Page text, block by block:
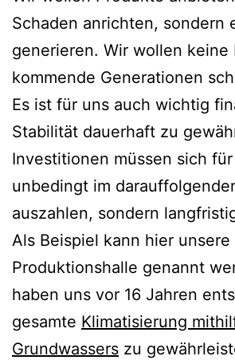
Schaden anrichten, sondern
generieren. Wir wollen keine
kommende Generationen
Es ist für uns auch wichtig
Stabilität dauerhaft zu
Investitionen müssen sich
unbedingt im
auszahlen, sondern
Als Beispiel kann hier unsere
Produktionshalle genannt
haben uns vor 16 Jahren
gesamte Klimatisierung
Grundwassers zu